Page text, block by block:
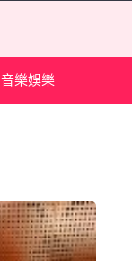
音樂娛樂